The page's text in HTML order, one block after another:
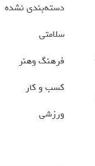
دسته‌بندی نشده
سلامتی
فرهنگ وهنر
کسب و کار
ورزشی